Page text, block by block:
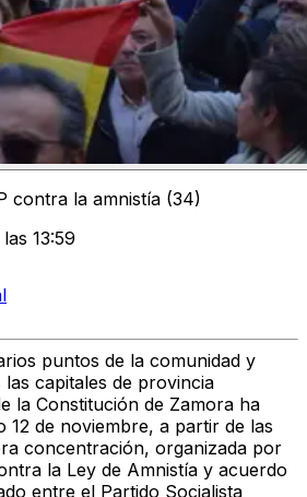
contra la amnistía (34)
13:59
puntos de la comunidad y
capitales de provincia
la Constitución de Zamora ha
12 de noviembre, a partir de las
concentración, organizada por
la Ley de Amnistía y acuerdo
entre el Partido Socialista